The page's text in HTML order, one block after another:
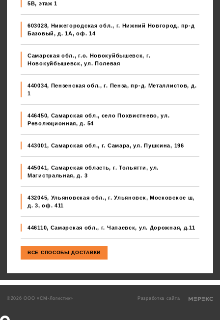
5В, этаж 1
603028, Нижегородская обл., г. Нижний Новгород, пр-д
Базовый, д. 1А, оф. 14
Самарская обл., г.о. Новокуйбышевск, г.
Новокуйбышевск, ул. Полевая
440034, Пензенская обл., г. Пенза, пр-д. Металлистов, д.
1
446450, Самарская обл., село Похвистнево, ул.
Революционная, д. 54
443001, Самарская обл., г. Самара, ул. Пушкина, 196
445041, Самарская область, г. Тольятти, ул.
Магистральная, д. 3
432045, Ульяновская обл., г. Ульяновск, Московское ш,
д. 3, оф. 411
446110, Самарская обл., г. Чапаевск, ул. Дорожная, д.11
©2026 ООО «СМ-Логистик» Разработка сайта